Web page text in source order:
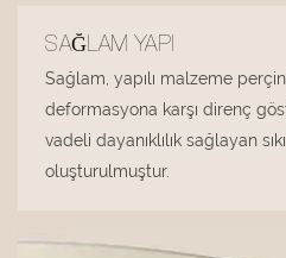
SAĞLAM YAPI
Sağlam, yapılı malzeme
deformasyona karşı direnç
vadeli dayanıklılık sağlayan
oluşturulmuştur.